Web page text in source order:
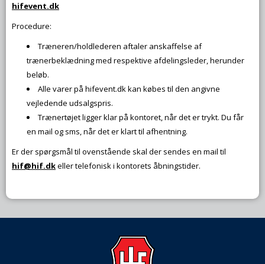
hifevent.dk
Procedure:
Træneren/holdlederen aftaler anskaffelse af
trænerbeklædning med respektive afdelingsleder, herunder
beløb.
Alle varer på hifevent.dk kan købes til den angivne
vejledende udsalgspris.
Trænertøjet ligger klar på kontoret, når det er trykt. Du får
en mail og sms, når det er klart til afhentning.
Er der spørgsmål til ovenstående skal der sendes en mail til
hif@hif.dkeller telefonisk i kontorets åbningstider.